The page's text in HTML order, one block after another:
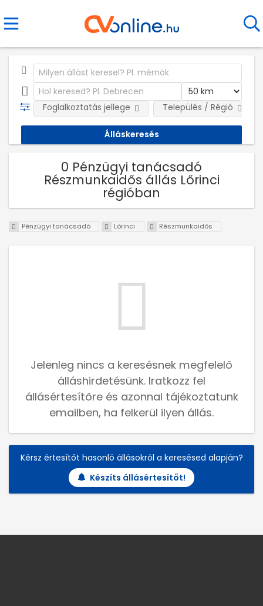
Foglalkoztatás jellege Település / Régió
0 Pénzügyi tanácsadó
Részmunkaidős állás Lőrinci
régióban
Pénzügyi tanácsadó Lőrinci Részmunkaidős
Jelenleg nincs a keresésnek megfelelő
álláshirdetésünk. Iratkozz fel
állásértesítőre és azonnal tájékoztatunk
emailben, ha felkerül ilyen állás.
Kérsz értesítőt hasonló állásokról a keresésed alapján?
Készíts állásértesítőt!